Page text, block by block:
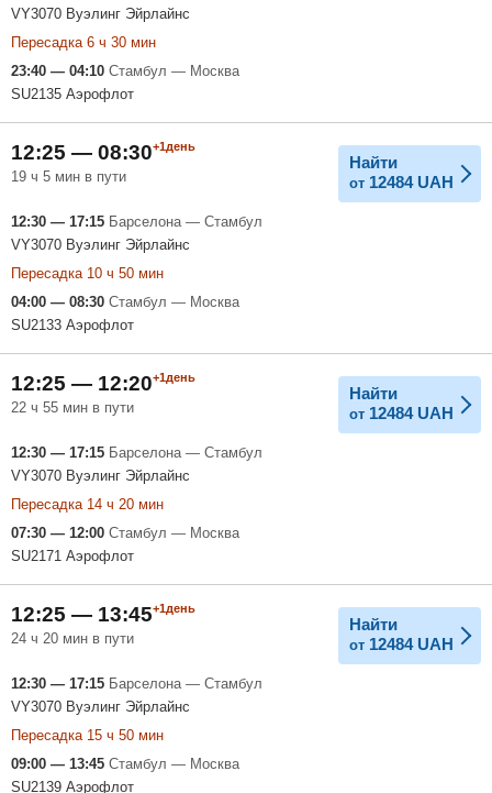
VY3070 Вуэлинг Эйрлайнс
Пересадка 6 ч 30 мин
23:40 — 04:10 Стамбул — Москва
SU2135 Аэрофлот
12:25 — 08:30+1день
19 ч 5 мин в пути
Найти
от 12484 UAH
12:30 — 17:15 Барселона — Стамбул
VY3070 Вуэлинг Эйрлайнс
Пересадка 10 ч 50 мин
04:00 — 08:30 Стамбул — Москва
SU2133 Аэрофлот
12:25 — 12:20+1день
22 ч 55 мин в пути
Найти
от 12484 UAH
12:30 — 17:15 Барселона — Стамбул
VY3070 Вуэлинг Эйрлайнс
Пересадка 14 ч 20 мин
07:30 — 12:00 Стамбул — Москва
SU2171 Аэрофлот
12:25 — 13:45+1день
24 ч 20 мин в пути
Найти
от 12484 UAH
12:30 — 17:15 Барселона — Стамбул
VY3070 Вуэлинг Эйрлайнс
Пересадка 15 ч 50 мин
09:00 — 13:45 Стамбул — Москва
SU2139 Аэрофлот